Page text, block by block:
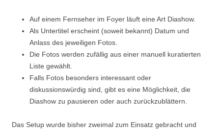
Auf einem Fernseher im Foyer läuft eine Art Diashow.
Als Untertitel erscheint (soweit bekannt) Datum und
Anlass des jeweiligen Fotos.
Die Fotos werden zufällig aus einer manuell kuratierten
Liste gewählt.
Falls Fotos besonders interessant oder
diskussionswürdig sind, gibt es eine Möglichkeit, die
Diashow zu pausieren oder auch zurückzublättern.
Das Setup wurde bisher zweimal zum Einsatz gebracht und